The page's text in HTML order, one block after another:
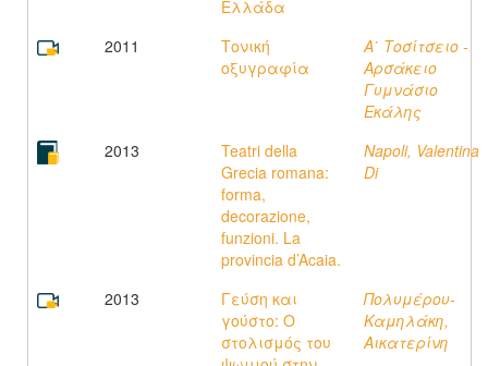
Ελλάδα
2011
Τονική
οξυγραφία
Α΄ Τοσίτσειο -
Αρσάκειο
Γυμνάσιο
Εκάλης
2013
Teatri della
Grecia romana:
forma,
decorazione,
funzioni. La
provincia d’Acaia.
Napoli, Valentina
Di
2013
Γεύση και
γούστο: Ο
στολισμός του
Πολυμέρου-
Καμηλάκη,
Αικατερίνη